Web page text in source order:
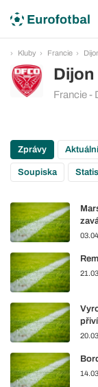
Kluby Francie
Dijon
Francie -
Zprávy
Soupiska